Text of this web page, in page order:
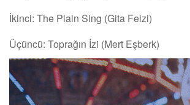
İkinci: The Plain Sing (Gita Feizi)
Üçüncü: Toprağın İzi (Mert Eşberk)